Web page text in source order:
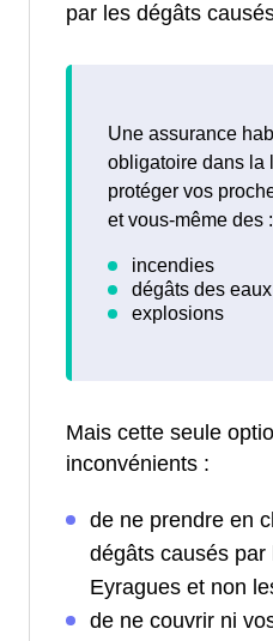
par les dégâts
Une assurance
obligatoire dans la
protéger vos
et vous-même des :
Mais cette seule
inconvénients :
de ne prendre en
dégâts causés
Eyragues et non
de ne couvrir ni